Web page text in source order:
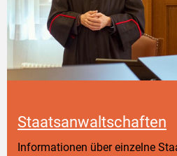
Staatsanwaltschaften
Informationen über einzelne